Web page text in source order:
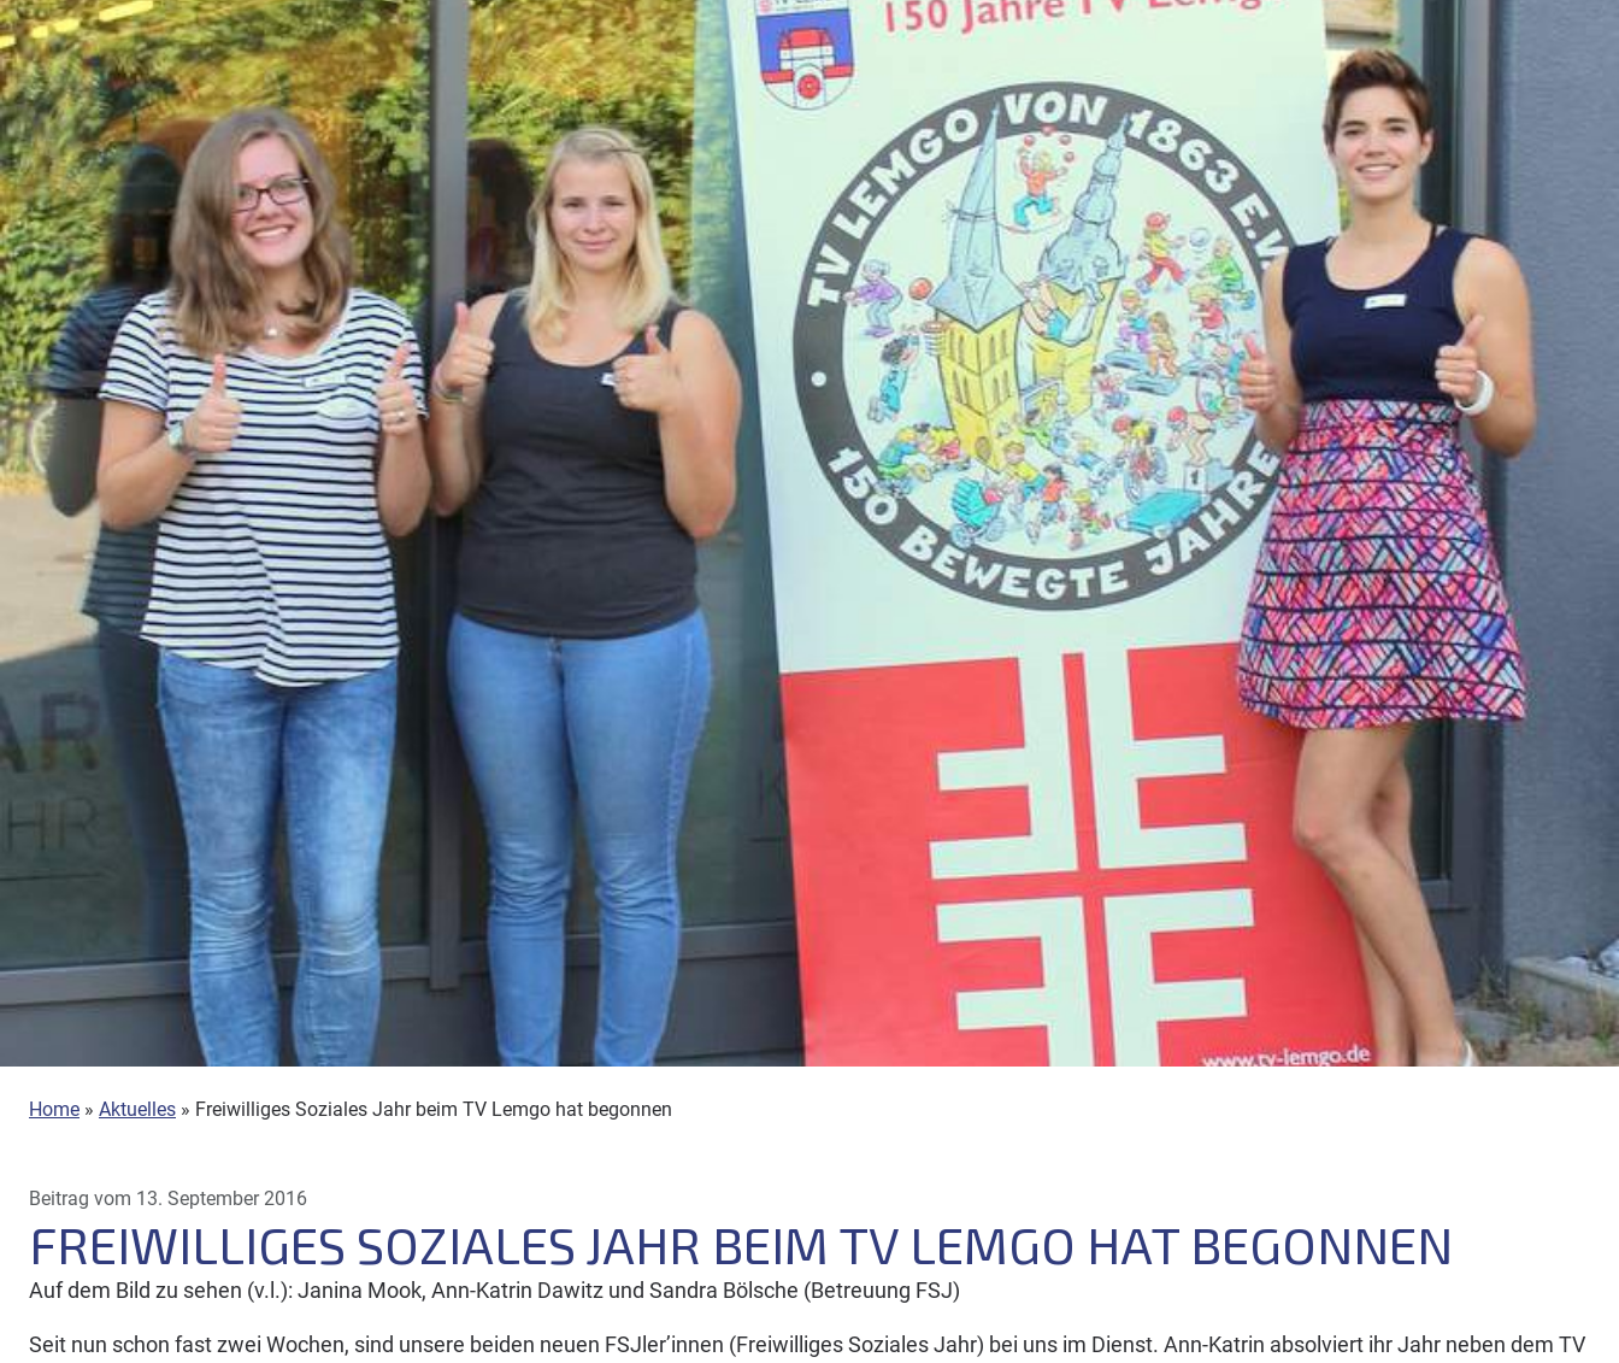
Home » Aktuelles » Freiwilliges Soziales Jahr beim TV Lemgo hat begonnen
Beitrag vom 13. September 2016
FREIWILLIGES SOZIALES JAHR BEIM TV LEMGO HAT BEGONNEN
Auf dem Bild zu sehen (v.l.): Janina Mook, Ann-Katrin Dawitz und Sandra Bölsche (Betreuung FSJ)
Seit nun schon fast zwei Wochen, sind unsere beiden neuen FSJler’innen (Freiwilliges Soziales Jahr) bei uns im Dienst. Ann-Katrin absolviert ihr Jahr neben dem TV